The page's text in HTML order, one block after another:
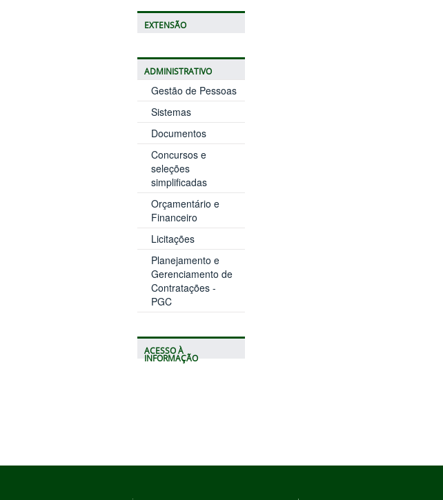
EXTENSÃO
ADMINISTRATIVO
Gestão de Pessoas
Sistemas
Documentos
Concursos e
seleções
simplificadas
Orçamentário e
Financeiro
Licitações
Planejamento e
Gerenciamento de
Contratações -
PGC
ACESSO À
INFORMAÇÃO